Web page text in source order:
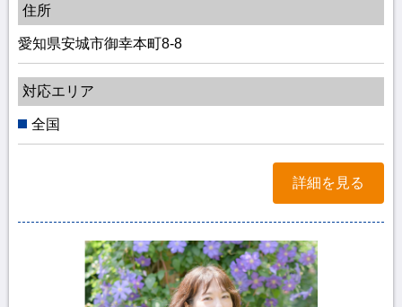
住所
愛知県安城市御幸本町8-8
対応エリア
全国
詳細を見る